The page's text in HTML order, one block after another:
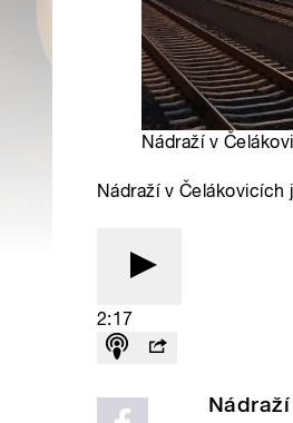
Nádraží v
Nádraží v Čelákovicích
2:17